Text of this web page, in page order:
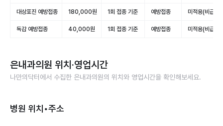
대상포진 예방접종 180,000원 1회 접종 기준 예방접종 미적용(비급여)
독감 예방접종 40,000원 1회 접종 기준 예방접종 미적용(비급여)
은내과의원 위치·영업시간
나만의닥터에서 수집한 은내과의원의 위치와 영업시간을 확인해보세요.
병원 위치•주소